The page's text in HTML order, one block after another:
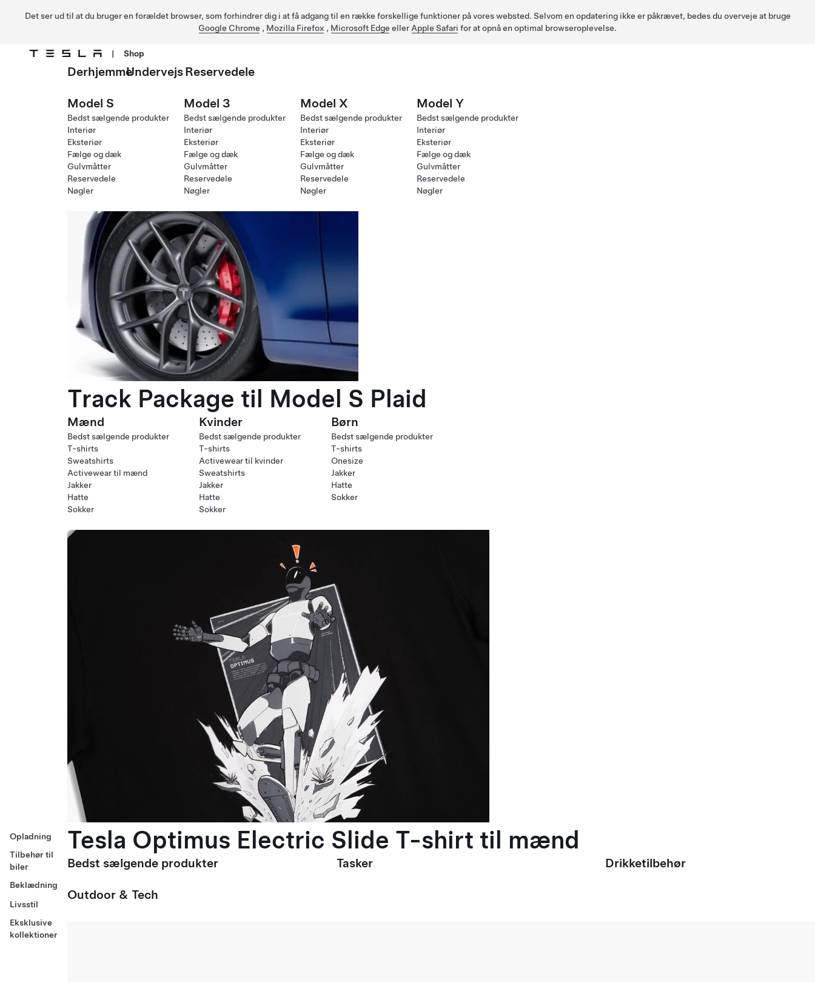
Det ser ud til at du bruger en forældet browser, som forhindrer dig i at få adgang til en række forskellige funktioner på vores websted. Selvom en opdatering ikke er påkrævet, bedes du overveje at bruge
Google Chrome , Mozilla Firefox , Microsoft Edge eller Apple Safari for at opnå en optimal browseroplevelse.
Gå til hovedindhold
| Shop
Opladning
Tilbehør til
biler
Beklædning
Livsstil
Eksklusive
kollektioner
DerhjemmeUndervejsReservedele
Model S
Bedst sælgende produkter
Interiør
Eksteriør
Fælge og dæk
Gulvmåtter
Reservedele
Nøgler
Model 3
Bedst sælgende produkter
Interiør
Eksteriør
Fælge og dæk
Gulvmåtter
Reservedele
Nøgler
Model X
Bedst sælgende produkter
Interiør
Eksteriør
Fælge og dæk
Gulvmåtter
Reservedele
Nøgler
Model Y
Bedst sælgende produkter
Interiør
Eksteriør
Fælge og dæk
Gulvmåtter
Reservedele
Nøgler
Track Package til Model S Plaid
Mænd
Bedst sælgende produkter
T-shirts
Sweatshirts
Activewear til mænd
Jakker
Hatte
Sokker
Kvinder
Bedst sælgende produkter
T-shirts
Activewear til kvinder
Sweatshirts
Jakker
Hatte
Sokker
Børn
Bedst sælgende produkter
T-shirts
Onesize
Jakker
Hatte
Sokker
Tesla Optimus Electric Slide T-shirt til mænd
Bedst sælgende produkter Tasker Drikketilbehør
Outdoor & Tech